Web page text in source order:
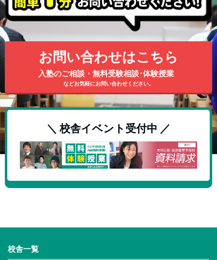
お問い合わせはこちら
入塾のご相談・無料受験相談･体験授業
などお気軽にお問い合わせください。
＼ 校舎イベント受付中 ／
校舎一覧